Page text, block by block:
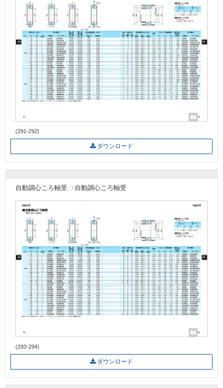
(291-292)
ダウンロード
自動調心ころ軸受 自動調心ころ軸受
(293-294)
ダウンロード